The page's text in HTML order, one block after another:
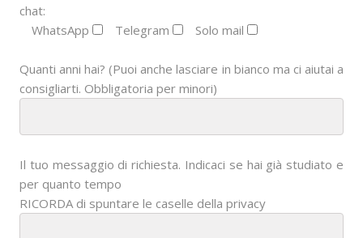
chat:
WhatsApp
Telegram Solo mail
Quanti anni hai? (Puoi anche lasciare in bianco ma ci aiutai a
consigliarti. Obbligatoria per minori)
Il tuo messaggio di richiesta. Indicaci se hai già studiato e
per quanto tempo
RICORDA di spuntare le caselle della privacy